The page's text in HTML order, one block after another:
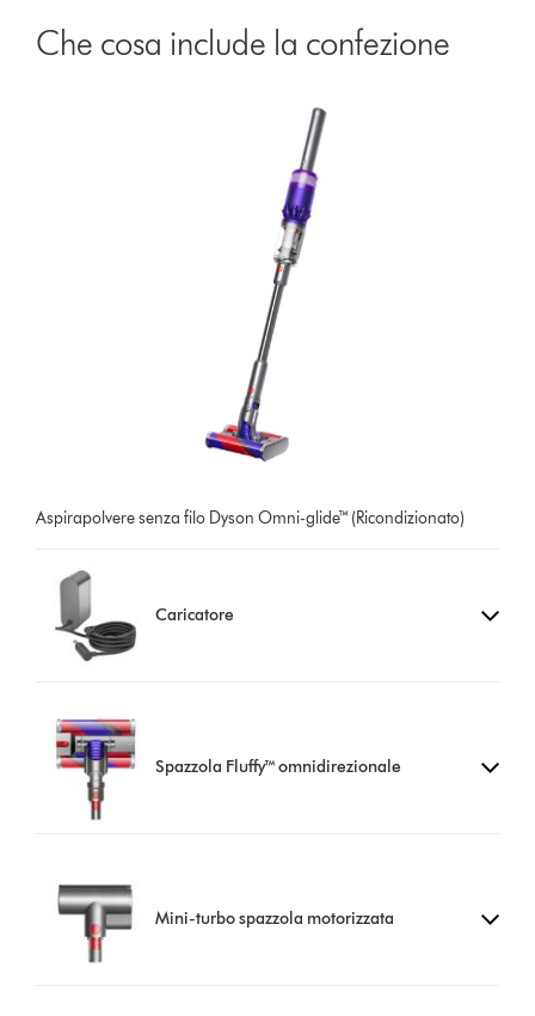
Che cosa include la confezione
Aspirapolvere senza filo Dyson Omni-glide™ (Ricondizionato)
Caricatore
Spazzola Fluffy™ omnidirezionale
Mini-turbo spazzola motorizzata